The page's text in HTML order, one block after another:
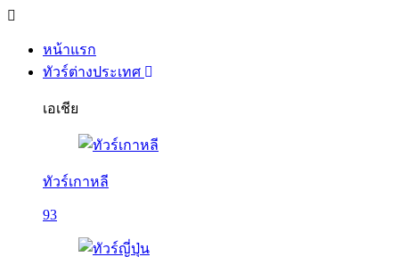
หน้าแรก
ทัวร์ต่างประเทศ
เอเชีย
ทัวร์เกาหลี
93